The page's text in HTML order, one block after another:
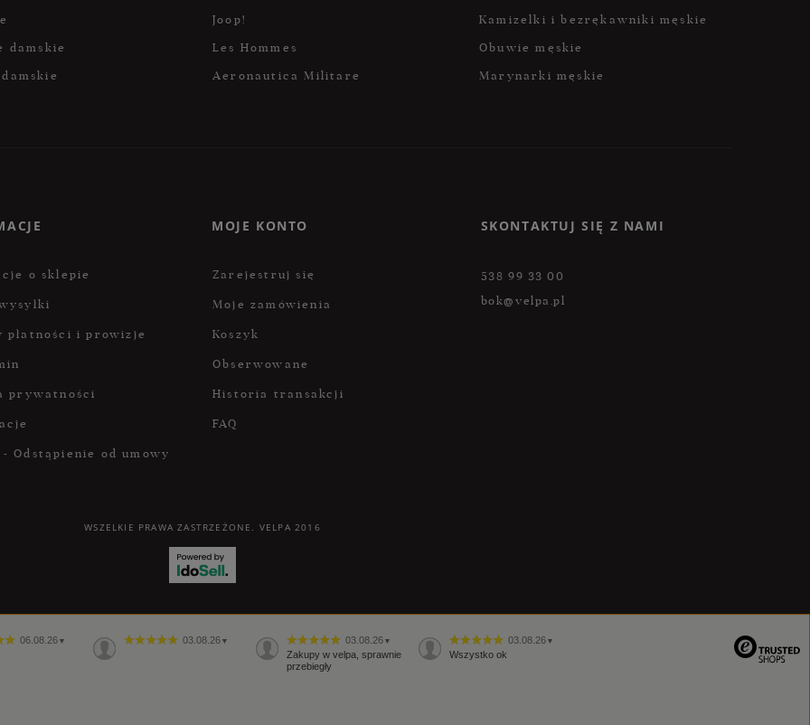
damskie
Joop!
Les Hommes
Aeronautica Militare
Kamizelki i bezrękawniki męskie
Obuwie męskie
Marynarki męskie
o sklepie
płatności i prowizje
prywatności
Odstąpienie od umowy
MOJE KONTO
Zarejestruj się
Moje zamówienia
Koszyk
Obserwowane
Historia transakcji
FAQ
SKONTAKTUJ SIĘ Z NAMI
538 99 33 00
bok@velpa.pl
WSZELKIE PRAWA ZASTRZEŻONE. VELPA 2016
06.08.26 ▼ 03.08.26 ▼ 03.08.26 ▼
Zakupy w velpa, sprawnie
przebiegły
03.08.26 ▼
Wszystko ok